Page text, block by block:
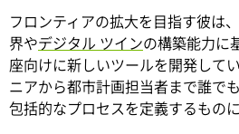
フロンティアの拡大を目指す彼は
界やデジタル ツインの構築能力に
座向けに新しいツールを開発して
ニアから都市計画担当者まで誰で
包括的なプロセスを定義するもの